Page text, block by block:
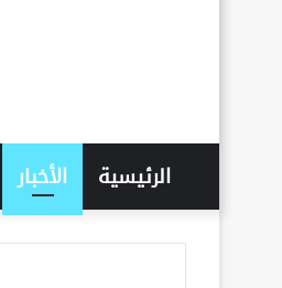
الرئيسية الأخبار